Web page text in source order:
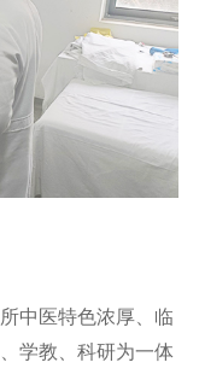
中医特色浓厚、临
学教、科研为一体